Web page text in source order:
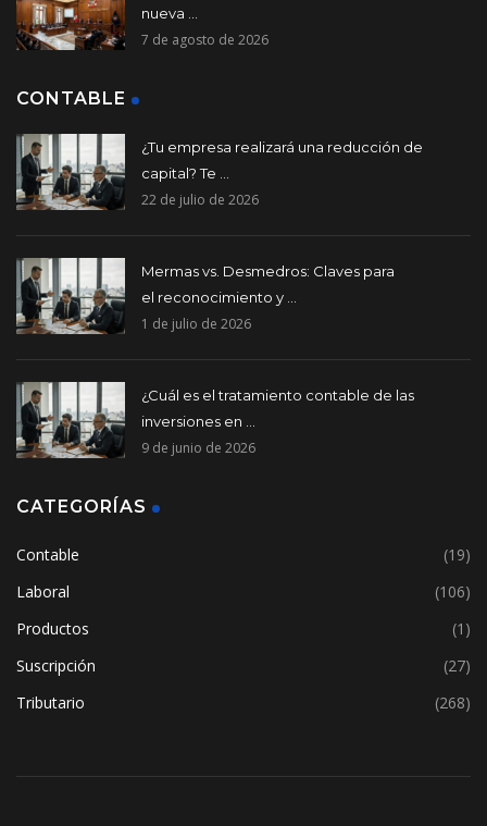
nueva ...
7 de agosto de 2026
CONTABLE
¿Tu empresa realizará una reducción de
capital? Te ...
22 de julio de 2026
Mermas vs. Desmedros: Claves para
el reconocimiento y ...
1 de julio de 2026
¿Cuál es el tratamiento contable de las
inversiones en ...
9 de junio de 2026
CATEGORÍAS
Contable
(19)
Laboral
(106)
Productos
(1)
Suscripción
(27)
Tributario
(268)